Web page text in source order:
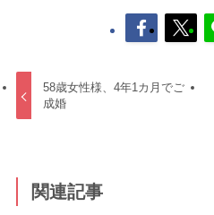
58歳女性様、4年1カ月でご
成婚
関連記事